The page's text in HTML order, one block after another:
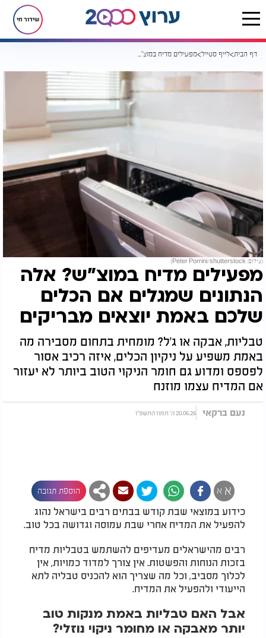
שידור חי
דף הבית לייף סטייל מפעילים מדיח במוצ"ש? אלה הנתונים שמגלים אם הכלים שלכם באמת יוצאים מבריקים
(צילום: Peter Porrini/shutterstock)
מפעילים מדיח במוצ"ש? אלה
הנתונים שמגלים אם הכלים
שלכם באמת יוצאים מבריקים
טבליות, אבקה או ג'ל? מומחית בתחום מסבירה מה
באמת משפיע על ניקיון הכלים, איזה רכיב אסור
לפספס ומדוע גם חומר הניקוי הטוב ביותר לא יעזור
אם המדיח עצמו מוזנח
נעם ברקאי 20.06.26 ה' תמוז התשפ"ו
א א הוספת תגובה
כידוע במוצאי שבת קודש בבתים רבים בישראל נהוג
להפעיל את המדיח אחרי שבת עמוסה וגדושה בכל טוב.
רבים מהישראלים מעדיפים להשתמש בטבליות מדיח
בזכות הנוחות והפשטות. אין צורך למדוד כמויות, אין
לכלוך מסביב, וכל מה שצריך הוא להכניס טבליה לתא
הייעודי ולהפעיל את המדיח.
אבל האם טבליות באמת מנקות טוב
יותר מאבקה או מחומר ניקוי נוזלי?